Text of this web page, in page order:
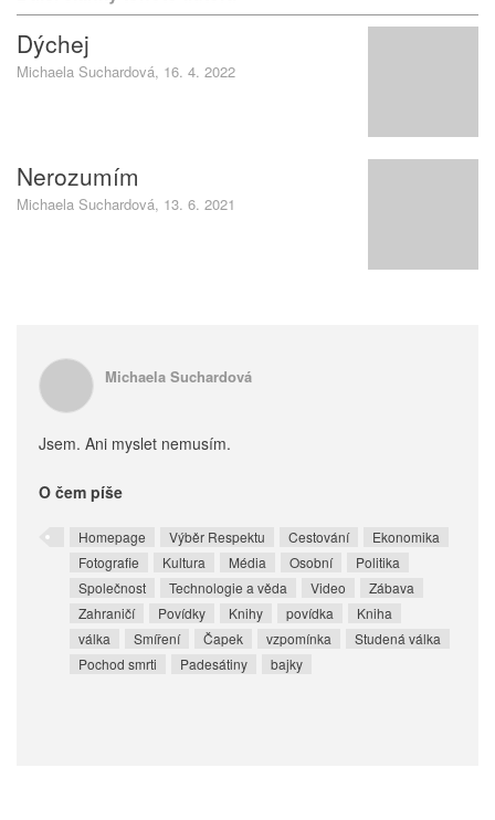
Dýchej
Michaela Suchardová, 16. 4. 2022
Nerozumím
Michaela Suchardová, 13. 6. 2021
Michaela Suchardová
Jsem. Ani myslet nemusím.
O čem píše
Homepage Výběr Respektu Cestování
Ekonomika
Fotografie
Kultura Média Osobní
Politika
Společnost
Technologie a věda Video
Zábava
Zahraničí
Povídky Knihy povídka
Kniha
válka
Smíření Čapek vzpomínka
Studená válka
Pochod smrti
Padesátiny bajky